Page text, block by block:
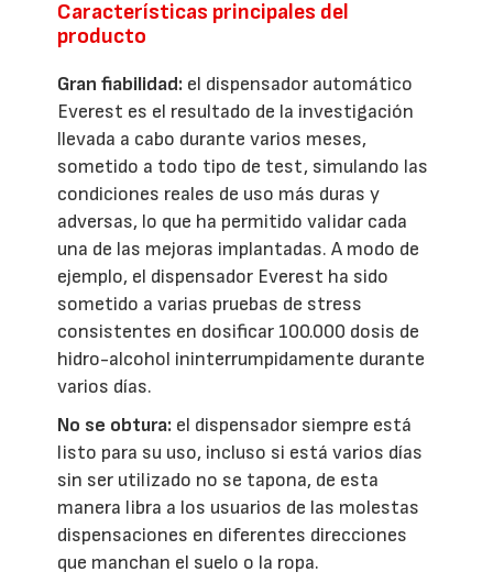
Características principales del
producto
Gran fiabilidad: el dispensador automático
Everest es el resultado de la investigación
llevada a cabo durante varios meses,
sometido a todo tipo de test, simulando las
condiciones reales de uso más duras y
adversas, lo que ha permitido validar cada
una de las mejoras implantadas. A modo de
ejemplo, el dispensador Everest ha sido
sometido a varias pruebas de stress
consistentes en dosificar 100.000 dosis de
hidro-alcohol ininterrumpidamente durante
varios días.
No se obtura: el dispensador siempre está
listo para su uso, incluso si está varios días
sin ser utilizado no se tapona, de esta
manera libra a los usuarios de las molestas
dispensaciones en diferentes direcciones
que manchan el suelo o la ropa.